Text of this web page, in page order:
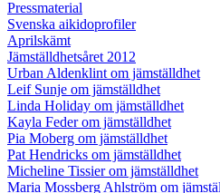
Pressmaterial
Svenska aikidoprofiler
Aprilskämt
Jämställdhetsåret 2012
Urban Aldenklint om jämställdhet
Leif Sunje om jämställdhet
Linda Holiday om jämställdhet
Kayla Feder om jämställdhet
Pia Moberg om jämställdhet
Pat Hendricks om jämställdhet
Micheline Tissier om jämställdhet
Maria Mossberg Ahlström om